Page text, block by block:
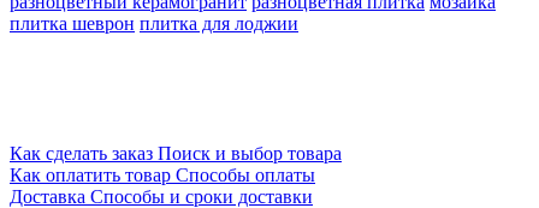
плитка шеврон плитка для лоджии
Как сделать заказ Поиск и выбор товара
Как оплатить товар Способы оплаты
Доставка Способы и сроки доставки